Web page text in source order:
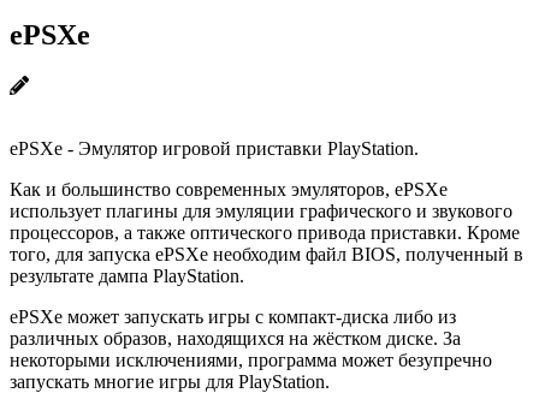
ePSXe
ePSXe - Эмулятор игровой приставки PlayStation.
Как и большинство современных эмуляторов, ePSXe
использует плагины для эмуляции графического и звукового
процессоров, а также оптического привода приставки. Кроме
того, для запуска ePSXe необходим файл BIOS, полученный в
результате дампа PlayStation.
ePSXe может запускать игры с компакт-диска либо из
различных образов, находящихся на жёстком диске. За
некоторыми исключениями, программа может безупречно
запускать многие игры для PlayStation.